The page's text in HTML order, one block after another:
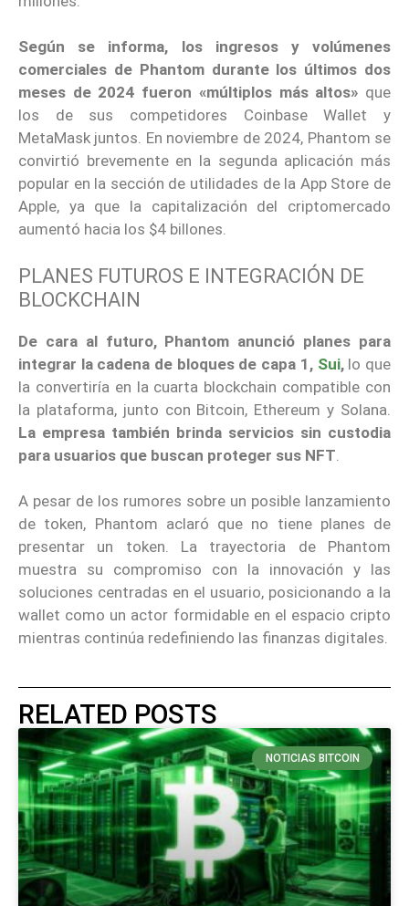
Según se informa, los ingresos y volúmenes
comerciales de Phantom durante los últimos dos
meses de 2024 fueron «múltiplos más altos» que
los de sus competidores Coinbase Wallet y
MetaMask juntos. En noviembre de 2024, Phantom se
convirtió brevemente en la segunda aplicación más
popular en la sección de utilidades de la App Store de
Apple, ya que la capitalización del criptomercado
aumentó hacia los $4 billones.
PLANES FUTUROS E INTEGRACIÓN DE
BLOCKCHAIN
De cara al futuro, Phantom anunció planes para
integrar la cadena de bloques de capa 1, Sui,lo que
la convertiría en la cuarta blockchain compatible con
la plataforma, junto con Bitcoin, Ethereum y Solana.
La empresa también brinda servicios sin custodia
para usuarios que buscan proteger sus NFT
A pesar de los rumores sobre un posible lanzamiento
de token, Phantom aclaró que no tiene planes de
presentar un token. La trayectoria de Phantom
muestra su compromiso con la innovación y las
soluciones centradas en el usuario, posicionando a la
wallet como un actor formidable en el espacio cripto
mientras continúa redefiniendo las finanzas digitales.
RELATED POSTS
NOTICIAS BITCOIN